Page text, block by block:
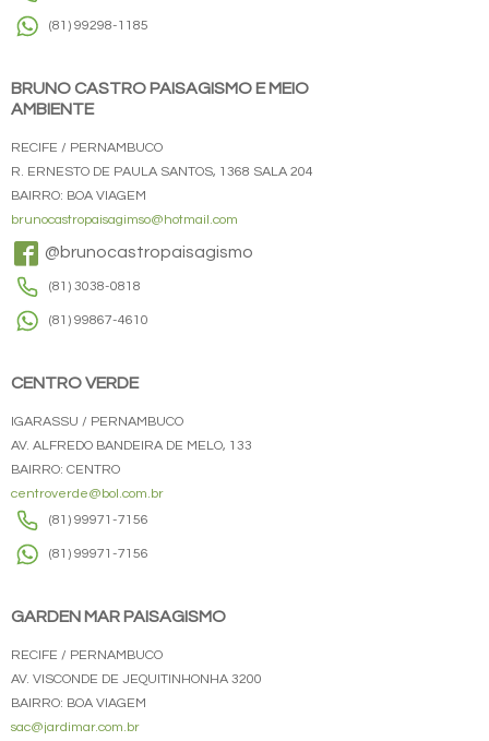
(81) 99298-1185
BRUNO CASTRO PAISAGISMO E MEIO
AMBIENTE
RECIFE / PERNAMBUCO
R. ERNESTO DE PAULA SANTOS, 1368 SALA 204
BAIRRO: BOA VIAGEM
brunocastropaisagimso@hotmail.com
@brunocastropaisagismo
(81) 3038-0818
(81) 99867-4610
CENTRO VERDE
IGARASSU / PERNAMBUCO
AV. ALFREDO BANDEIRA DE MELO, 133
BAIRRO: CENTRO
centroverde@bol.com.br
(81) 99971-7156
(81) 99971-7156
GARDEN MAR PAISAGISMO
RECIFE / PERNAMBUCO
AV. VISCONDE DE JEQUITINHONHA 3200
BAIRRO: BOA VIAGEM
sac@jardimar.com.br